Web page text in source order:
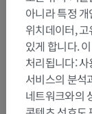
아니라 특정
위치데이터,
있게 합니다.
처리됩니다:
서비스의 분석
네트워크와의